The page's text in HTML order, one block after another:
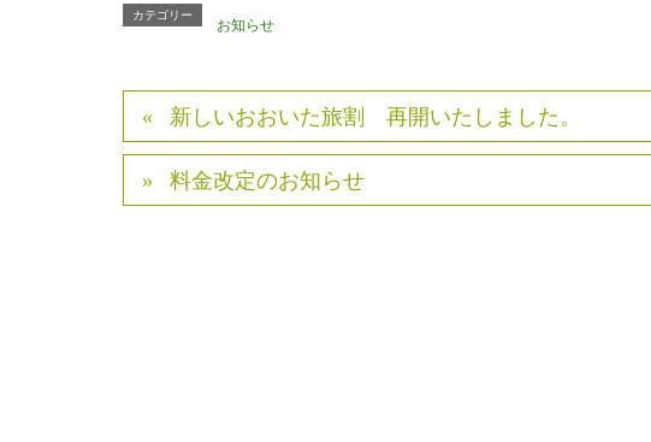
カテゴリー
お知らせ
新しいおおいた旅割 再開いたしました。
料金改定のお知らせ